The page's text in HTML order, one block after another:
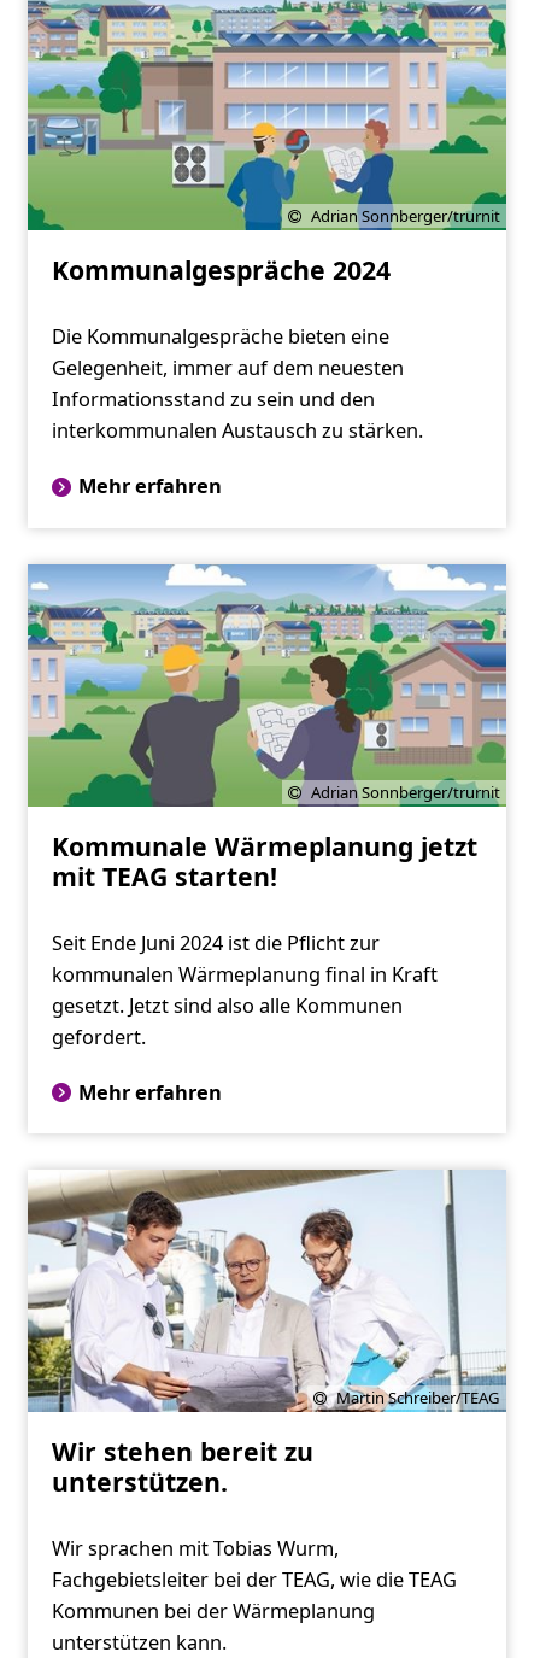
Adrian Sonnberger/trurnit
Kommunalgespräche 2024
Die Kommunalgespräche bieten eine
Gelegenheit, immer auf dem neuesten
Informationsstand zu sein und den
interkommunalen Austausch zu stärken.
Mehr erfahren
Adrian Sonnberger/trurnit
Kommunale Wärmeplanung jetzt
mit TEAG starten!
Seit Ende Juni 2024 ist die Pflicht zur
kommunalen Wärmeplanung final in Kraft
gesetzt. Jetzt sind also alle Kommunen
gefordert.
Mehr erfahren
Martin Schreiber/TEAG
Wir stehen bereit zu
unterstützen.
Wir sprachen mit Tobias Wurm,
Fachgebietsleiter bei der TEAG, wie die TEAG
Kommunen bei der Wärmeplanung
unterstützen kann.